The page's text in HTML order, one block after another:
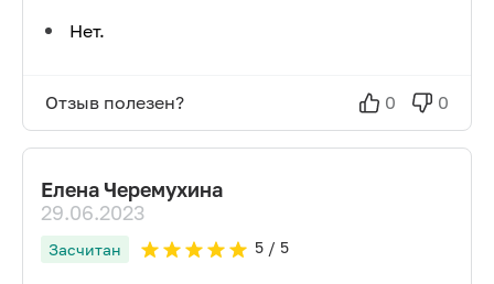
Нет.
Отзыв полезен? 0 0
Елена Черемухина
29.06.2023
Засчитан 5/ 5